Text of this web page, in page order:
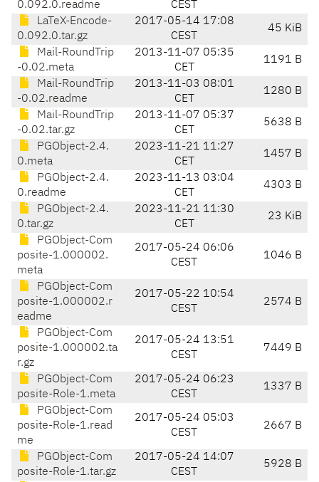
0.092.0.readme
CEST
LaTeX-Encode-
0.092.0.tar.gz
2017-05-14 17:08
CEST
45 KiB
Mail-RoundTrip
-0.02.meta
2013-11-07 05:35
CET
1191 B
Mail-RoundTrip
-0.02.readme
2013-11-03 08:01
CET
1280 B
Mail-RoundTrip
-0.02.tar.gz
2013-11-07 05:37
CET
5638 B
PGObject-2.4.
0.meta
2023-11-21 11:27
CET
1457 B
PGObject-2.4.
0.readme
2023-11-13 03:04
CET
4303 B
PGObject-2.4.
0.tar.gz
2023-11-21 11:30
CET
23 KiB
PGObject-Com
posite-1.000002.
meta
2017-05-24 06:06
CEST
1046 B
PGObject-Com
posite-1.000002.r
eadme
2017-05-22 10:54
CEST
2574 B
PGObject-Com
posite-1.000002.ta
r.gz
2017-05-24 13:51
CEST
7449 B
PGObject-Com
posite-Role-1.meta
2017-05-24 06:23
CEST
1337 B
PGObject-Com
posite-Role-1.read
me
2017-05-24 05:03
CEST
2667 B
PGObject-Com
posite-Role-1.tar.gz
2017-05-24 14:07
CEST
5928 B